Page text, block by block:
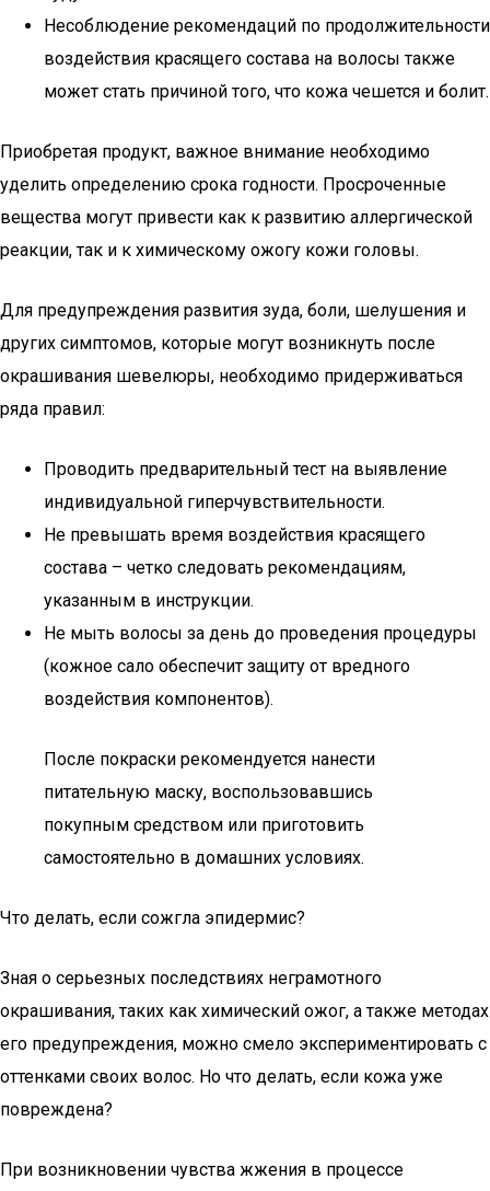
Несоблюдение рекомендаций по продолжительности
воздействия красящего состава на волосы также
может стать причиной того, что кожа чешется и болит.
Приобретая продукт, важное внимание необходимо
уделить определению срока годности. Просроченные
вещества могут привести как к развитию аллергической
реакции, так и к химическому ожогу кожи головы.
Для предупреждения развития зуда, боли, шелушения и
других симптомов, которые могут возникнуть после
окрашивания шевелюры, необходимо придерживаться
ряда правил:
Проводить предварительный тест на выявление
индивидуальной гиперчувствительности.
Не превышать время воздействия красящего
состава – четко следовать рекомендациям,
указанным в инструкции.
Не мыть волосы за день до проведения процедуры
(кожное сало обеспечит защиту от вредного
воздействия компонентов).
После покраски рекомендуется нанести
питательную маску, воспользовавшись
покупным средством или приготовить
самостоятельно в домашних условиях.
Что делать, если сожгла эпидермис?
Зная о серьезных последствиях неграмотного
окрашивания, таких как химический ожог, а также методах
его предупреждения, можно смело экспериментировать с
оттенками своих волос. Но что делать, если кожа уже
повреждена?
При возникновении чувства жжения в процессе